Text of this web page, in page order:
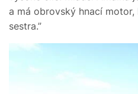
a má obrovský hnací
sestra.”